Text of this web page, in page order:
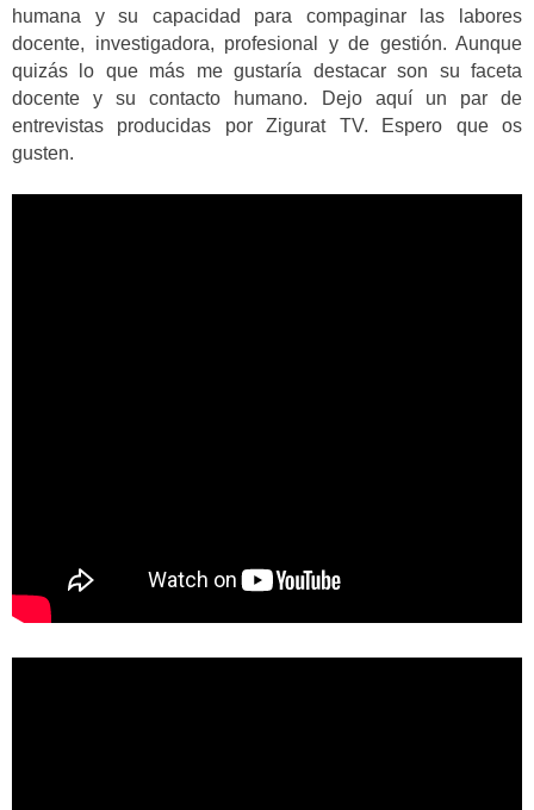
humana y su capacidad para compaginar las labores
docente, investigadora, profesional y de gestión. Aunque
quizás lo que más me gustaría destacar son su faceta
docente y su contacto humano. Dejo aquí un par de
entrevistas producidas por Zigurat TV. Espero que os
gusten.